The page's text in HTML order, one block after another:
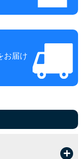
お届け